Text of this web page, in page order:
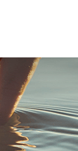
de fuga